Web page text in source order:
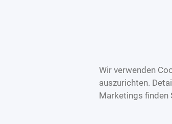
Wir verwenden
auszurichten.
Marketings finden